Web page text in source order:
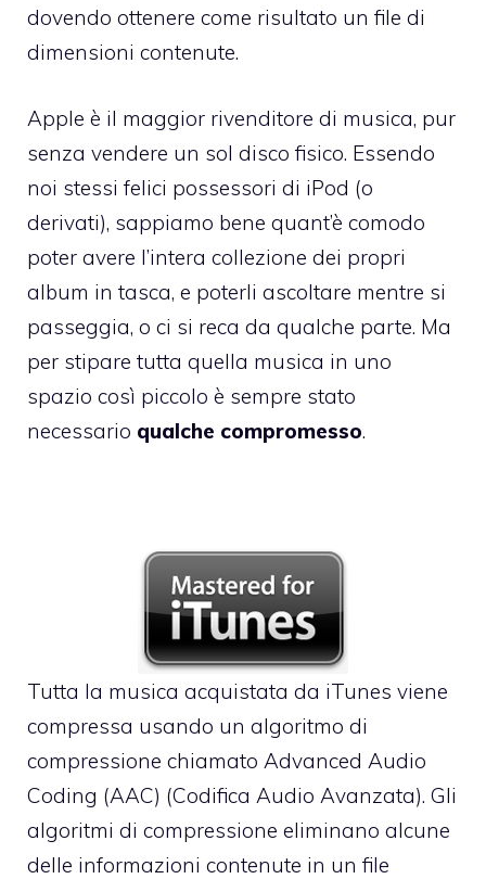
dovendo ottenere come risultato un file di
dimensioni contenute.
Apple è il maggior rivenditore di musica, pur
senza vendere un sol disco fisico. Essendo
noi stessi felici possessori di iPod (o
derivati), sappiamo bene quant’è comodo
poter avere l’intera collezione dei propri
album in tasca, e poterli ascoltare mentre si
passeggia, o ci si reca da qualche parte. Ma
per stipare tutta quella musica in uno
spazio così piccolo è sempre stato
necessario qualche compromesso.
Tutta la musica acquistata da iTunes viene
compressa usando un algoritmo di
compressione chiamato Advanced Audio
Coding (AAC) (Codifica Audio Avanzata). Gli
algoritmi di compressione eliminano alcune
delle informazioni contenute in un file